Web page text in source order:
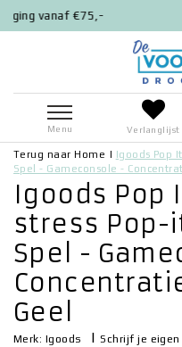
Menu Verlanglijst
Terug naar Home | Igoods Pop
Spel - Gameconsole -
Igoods Pop
stress Pop-
Spel -
Geel
Merk: Igoods |Schrijf je